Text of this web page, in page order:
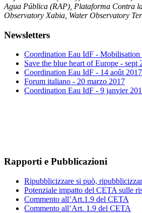
Agua Pública (RAP), Plataforma Contra
Observatory Xabia, Water Observatory
Newsletters
Coordination Eau IdF - Mobilisation
Save the blue heart of Europe - sept
Coordination Eau IdF - 14 août 2017
Forum italiano - 20 marzo 2017
Coordination Eau IdF - 9 janvier
Rapporti e Pubblicazioni
Ripubblicizzare si può,
Potenziale impatto del CETA sulle
Commento all’Art.1.9 del CETA
Commento all’Art. 1.9 del CETA